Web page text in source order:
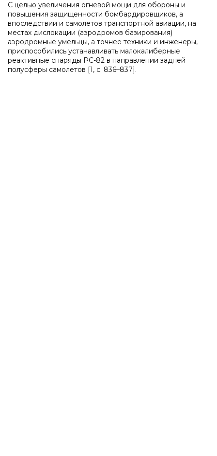
С целью увеличения огневой мощи для обороны и
повышения защищенности бомбардировщиков, а
впоследствии и самолетов транспортной авиации, на
местах дислокации (аэродромов базирования)
аэродромные умельцы, а точнее техники и инженеры,
приспособились устанавливать малокалиберные
реактивные снаряды РС-82 в направлении задней
полусферы самолетов [1, с. 836–837].